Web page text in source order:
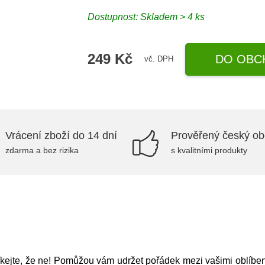
Dostupnost:Skladem > 4 ks
249 Kč vč. DPH DO
Vrácení zboží do 14 dní
zdarma a bez rizika
Prověřený český
s kvalitními produkty
že ne! Pomůžou vám udržet pořádek mezi vašimi